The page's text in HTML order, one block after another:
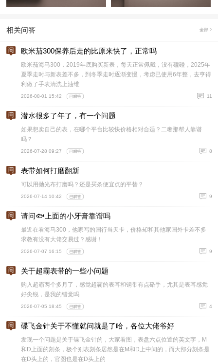
相关问答 全部 >
欧米茄300保养后走的比原来快了，正常吗
欧米茄海马300，2019年底购买新表，每天正常佩戴，没有磕碰，2025年
夏季走时与新表差不多，到冬季走时逐渐变慢，考虑已使用6年整，去亨得
利做了手表清洗上油维
2026-08-01 15:42 11
潜水很多了年了，有一个问题
如果想卖自己的表，在哪个平台比较快价格相对合适？二奢那帮人靠谱
吗？
2026-07-28 09:27 8
表带如何打磨翻新
可以用抛光布打磨吗？还是买条便宜点的平替？
2026-07-14 10:42 9
请问🐟上面的小牙膏靠谱吗
最近在看海马300，他家写的国行当天卡，价格却和其他家国外卡差不多
求教有没有大佬交易过？感谢！
2026-07-07 16:15 9
关于超霸表带的一些小问题
购入超霸两个多月了，感觉超霸的表耳和钢带有点硌手，尤其是表耳感觉
好尖锐，是我的错觉吗
2026-07-05 18:45 4
碟飞金针关于不懂就问就是了哈，各位大佬爷好
发现一个问题是关于碟飞金针的，大家看图，表盘六点位置的英文字，M
和D上面的刻条，极个别表刻条居然是在M和D上中间的，而大部分刻条是
在D头上的，官图也是在D头上的